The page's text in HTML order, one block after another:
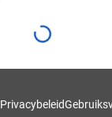
Privacybeleid